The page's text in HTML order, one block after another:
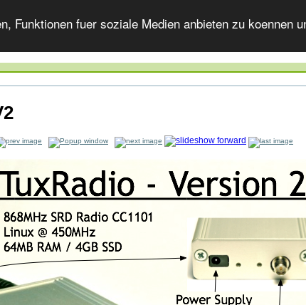
Funktionen fuer soziale Medien anbieten zu koennen